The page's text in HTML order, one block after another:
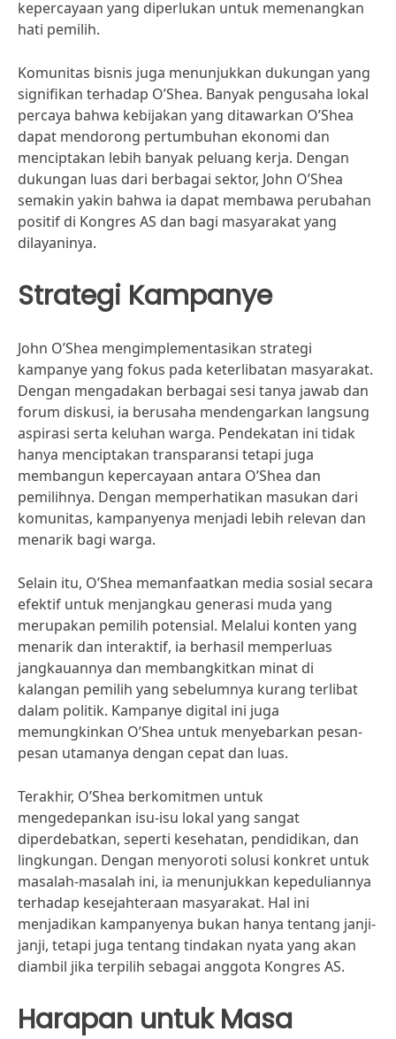
kepercayaan yang diperlukan untuk memenangkan
hati pemilih.
Komunitas bisnis juga menunjukkan dukungan yang
signifikan terhadap O’Shea. Banyak pengusaha lokal
percaya bahwa kebijakan yang ditawarkan O’Shea
dapat mendorong pertumbuhan ekonomi dan
menciptakan lebih banyak peluang kerja. Dengan
dukungan luas dari berbagai sektor, John O’Shea
semakin yakin bahwa ia dapat membawa perubahan
positif di Kongres AS dan bagi masyarakat yang
dilayaninya.
Strategi Kampanye
John O’Shea mengimplementasikan strategi
kampanye yang fokus pada keterlibatan masyarakat.
Dengan mengadakan berbagai sesi tanya jawab dan
forum diskusi, ia berusaha mendengarkan langsung
aspirasi serta keluhan warga. Pendekatan ini tidak
hanya menciptakan transparansi tetapi juga
membangun kepercayaan antara O’Shea dan
pemilihnya. Dengan memperhatikan masukan dari
komunitas, kampanyenya menjadi lebih relevan dan
menarik bagi warga.
Selain itu, O’Shea memanfaatkan media sosial secara
efektif untuk menjangkau generasi muda yang
merupakan pemilih potensial. Melalui konten yang
menarik dan interaktif, ia berhasil memperluas
jangkauannya dan membangkitkan minat di
kalangan pemilih yang sebelumnya kurang terlibat
dalam politik. Kampanye digital ini juga
memungkinkan O’Shea untuk menyebarkan pesan-
pesan utamanya dengan cepat dan luas.
Terakhir, O’Shea berkomitmen untuk
mengedepankan isu-isu lokal yang sangat
diperdebatkan, seperti kesehatan, pendidikan, dan
lingkungan. Dengan menyoroti solusi konkret untuk
masalah-masalah ini, ia menunjukkan kepeduliannya
terhadap kesejahteraan masyarakat. Hal ini
menjadikan kampanyenya bukan hanya tentang janji-
janji, tetapi juga tentang tindakan nyata yang akan
diambil jika terpilih sebagai anggota Kongres AS.
Harapan untuk Masa